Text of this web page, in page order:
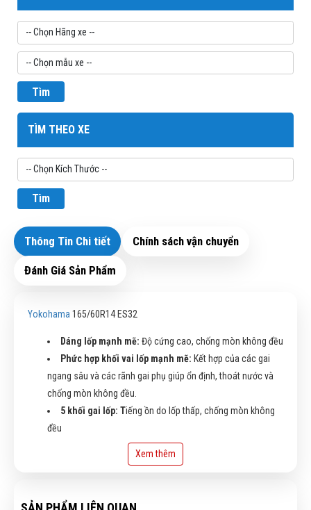
Tìm
TÌM THEO XE
Tìm
Thông Tin Chi tiết Chính sách vận chuyển
Đánh Giá Sản Phẩm
Yokohama 165/60R14 ES32
Dáng lốp mạnh mẽ: Độ cứng cao, chống mòn không đều
Phức hợp khối vai lốp mạnh mẽ: Kết hợp của các gai
ngang sâu và các rãnh gai phụ giúp ổn định, thoát nước và
chống mòn không đều.
5 khối gai lốp: Tiếng ồn do lốp thấp, chống mòn không
đều
Rãnh lốp hình tia chớp:Với khối cạnh riêng biệt giúp
tăng độ an toàn, thoát nước trên đường ư
nước tốt khi phanh trên đường ướt. Lái thẳng và cảm giác lái
Xem thêm